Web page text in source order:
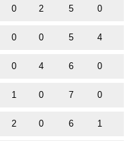
0 2 5 0
0 0 5 4
0 4 6 0
1 0 7 0
2 0 6 1